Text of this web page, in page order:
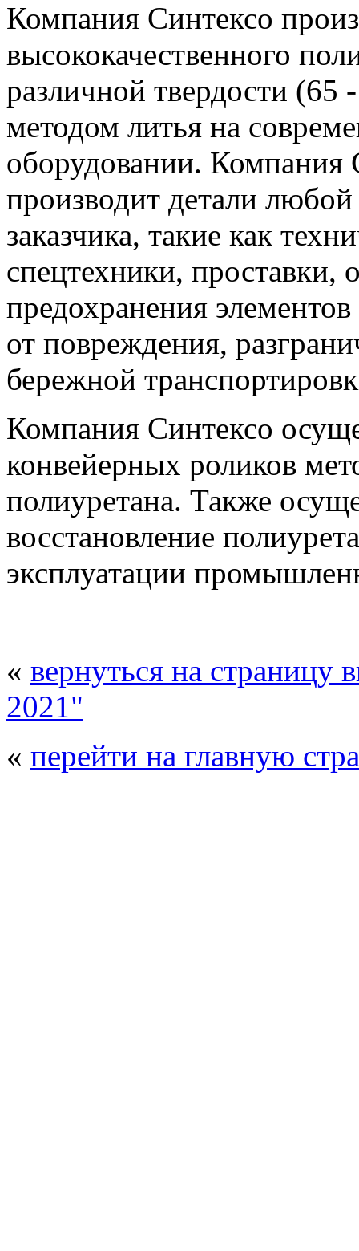
Компания Синтексо
высококачественного
различной твердости
методом литья на
оборудовании. Компания
производит детали
заказчика, такие как
спецтехники,
предохранения
от повреждения,
бережной
Компания Синтексо
конвейерных роликов
полиуретана. Также
восстановление
эксплуатации
« вернуться на страницу
2021"
« перейти на главную